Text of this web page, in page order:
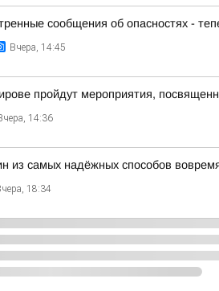
сообщения об опасностях -
Вчера, 14:45
пройдут мероприятия,
14:36
из самых надёжных способов
18:34